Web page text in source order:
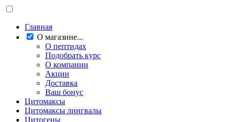
Главная
О магазине...
О пептидах
Подобрать курс
О компании
Акции
Доставка
Ваш бонус
Цитомаксы
Цитомаксы лингвалы
Цитогены